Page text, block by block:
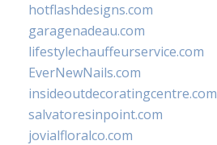
hotflashdesigns.com
garagenadeau.com
lifestylechauffeurservice.com
EverNewNails.com
insideoutdecoratingcentre.com
salvatoresinpoint.com
jovialfloralco.com